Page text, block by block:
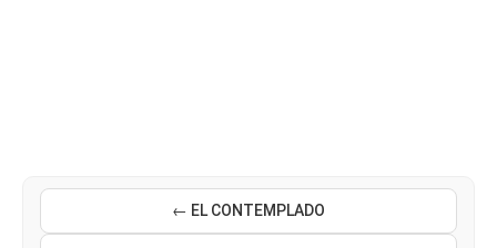
← EL CONTEMPLADO